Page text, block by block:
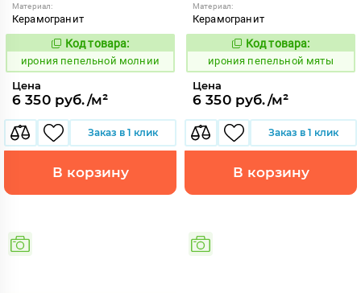
Материал:
Керамогранит
1102553
Код товара:
ирония пепельной молнии
Цена
6 350 руб./м²
Заказ в 1 клик
В корзину
Материал:
Керамогранит
1102556
Код товара:
ирония пепельной мяты
Цена
6 350 руб./м²
Заказ в 1 клик
В корзину